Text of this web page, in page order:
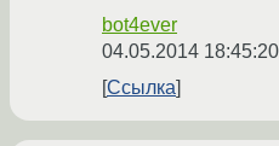
bot4ever
04.05.2014
Ссылка